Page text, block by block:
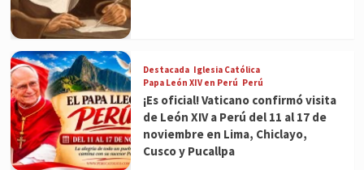
Destacada Iglesia Católica
Papa León XIV en Perú Perú
¡Es oficial! Vaticano confirmó visita
de León XIV a Perú del 11 al 17 de
noviembre en Lima, Chiclayo,
Cusco y Pucallpa